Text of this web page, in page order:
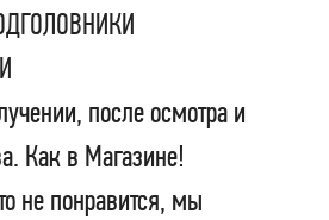
после осмотра и
Как в Магазине!
не понравится, мы